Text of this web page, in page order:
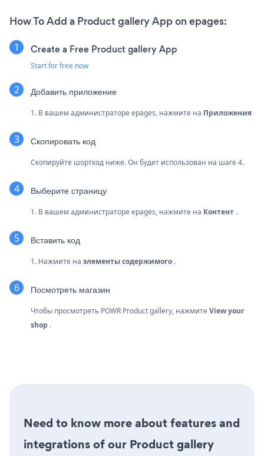
How To Add a Product gallery App on epages:
Create a Free Product gallery App
Start for free now
Добавить приложение
1. В вашем администраторе epages, нажмите на Приложения
Скопировать код
Скопируйте шорткод ниже. Он будет использован на шаге 4.
Выберите страницу
1. В вашем администраторе epages, нажмите на Контент .
Вставить код
1. Нажмите на элементы содержимого .
Посмотреть магазин
Чтобы просмотреть POWR Product gallery, нажмитеView your
shop .
Need to know more about features and
integrations of our Product gallery